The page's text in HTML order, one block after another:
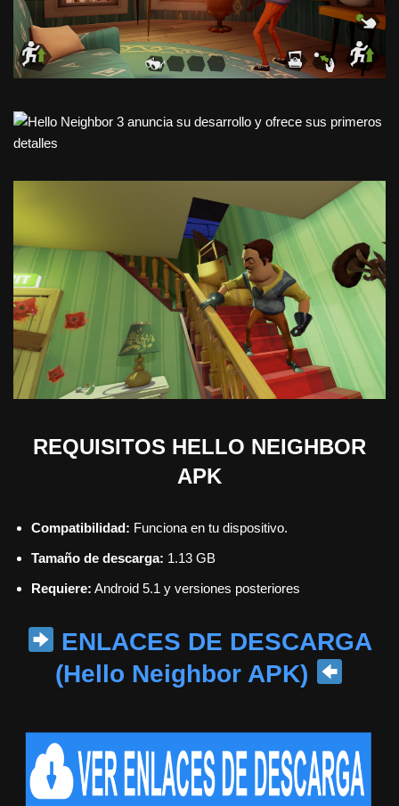
REQUISITOS HELLO NEIGHBOR
APK
Compatibilidad: Funciona en tu dispositivo.
Tamaño de descarga: 1.13 GB
Requiere: Android 5.1 y versiones posteriores
ENLACES DE DESCARGA
(Hello Neighbor APK)